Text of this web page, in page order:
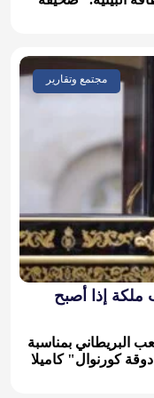
مجتمع وتقارير
ملكة إذا أصبح
البريطاني بمناسبة
كورنوال" كاميلا